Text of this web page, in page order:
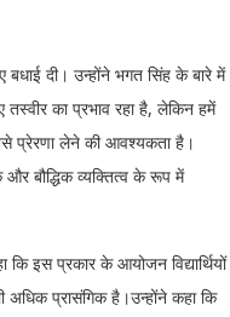
बधाई दी। उन्होंने भगत सिंह के बारे में
का प्रभाव रहा है, लेकिन हमें
प्रेरणा लेने की आवश्यकता है।
बौद्धिक व्यक्तित्व के रूप में
इस प्रकार के आयोजन विद्यार्थियों
अधिक प्रासंगिक है।उन्होंने कहा कि